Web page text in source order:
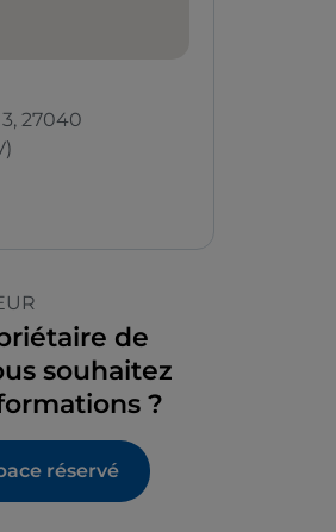
27040
de
souhaitez
?
réservé